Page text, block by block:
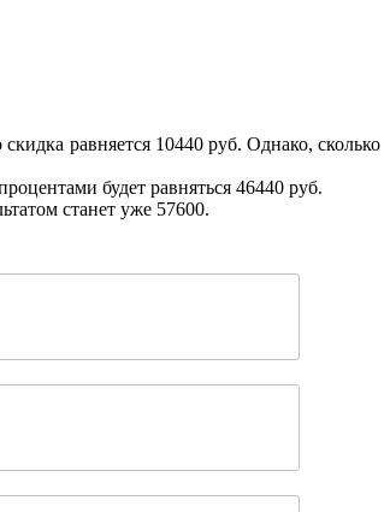
равняется 10440 руб. Однако, сколько
будет равняться 46440 руб.
станет уже 57600.